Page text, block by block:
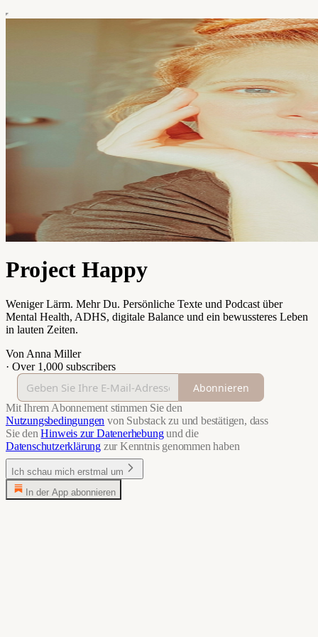
Project Happy
Weniger Lärm. Mehr Du. Persönliche Texte und Podcast über
Mental Health, ADHS, digitale Balance und ein bewussteres Leben
in lauten Zeiten.
Von Anna Miller
· Over 1,000 subscribers
Abonnieren
Mit Ihrem Abonnement stimmen Sie den
Nutzungsbedingungen von Substack zu und bestätigen, dass
Sie denHinweis zur Datenerhebungund die
Datenschutzerklärung zur Kenntnis genommen haben
Ich schau mich erstmal um
In der App abonnieren